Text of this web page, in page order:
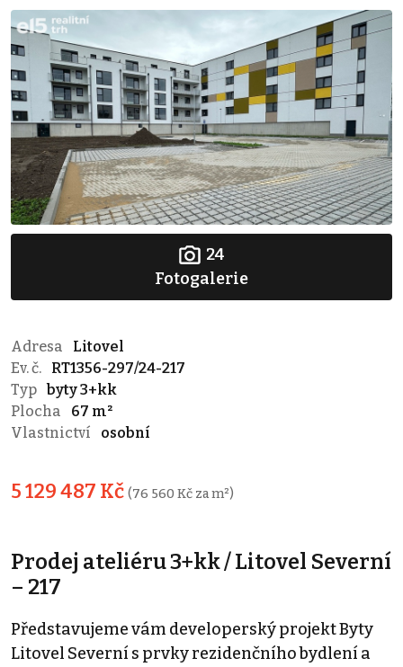
24
Fotogalerie
Adresa
Litovel
Ev. č.
RT1356-297/24-217
Typ byty 3+kk
Plocha
67 m²
Vlastnictví
osobní
5 129 487 Kč (76 560 Kč za m²)
Prodej ateliéru 3+kk / Litovel Severní
– 217
Představujeme vám developerský projekt Byty
Litovel Severní s prvky rezidenčního bydlení a